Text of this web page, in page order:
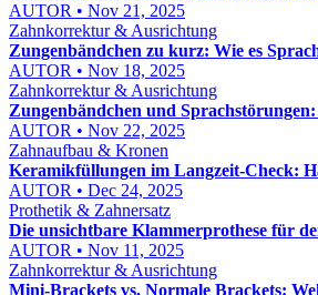
AUTOR • Nov 21, 2025
Zahnkorrektur & Ausrichtung
Zungenbändchen zu kurz: Wie es
AUTOR • Nov 18, 2025
Zahnkorrektur & Ausrichtung
Zungenbändchen und
AUTOR • Nov 22, 2025
Zahnaufbau & Kronen
Keramikfüllungen im Langzeit-Check:
AUTOR • Dec 24, 2025
Prothetik & Zahnersatz
Die unsichtbare Klammerprothese für
AUTOR • Nov 11, 2025
Zahnkorrektur & Ausrichtung
Mini-Brackets vs. Normale Brackets: